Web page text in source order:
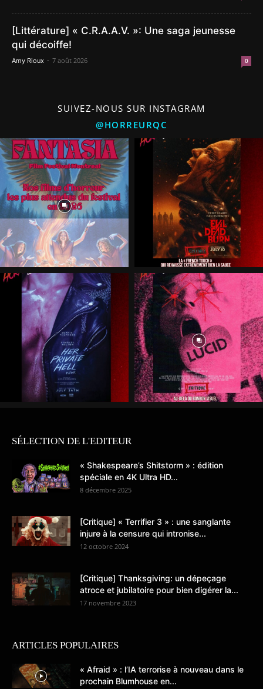
[Littérature] « C.R.A.A.V. »: Une saga jeunesse
qui décoiffe!
Amy Rioux - 7 août 2026 0
SUIVEZ-NOUS SUR INSTAGRAM
@HORREURQC
SÉLECTION DE L'EDITEUR
« Shakespeare’s Shitstorm » : édition
spéciale en 4K Ultra HD...
8 décembre 2025
[Critique] « Terrifier 3 » : une sanglante
injure à la censure qui intronise...
12 octobre 2024
[Critique] Thanksgiving: un dépeçage
atroce et jubilatoire pour bien digérer la...
17 novembre 2023
ARTICLES POPULAIRES
« Afraid » : l’IA terrorise à nouveau dans le
prochain Blumhouse en...